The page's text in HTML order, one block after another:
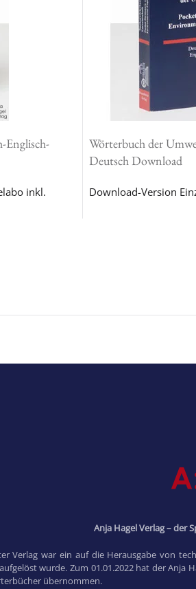
Englisch-
inkl.
Wörterbuch der
Deutsch Download
Download-Version
Anja Hagel Verlag – der
Verlag war ein auf die Herausgabe von
wurde. Zum 01.01.2022 hat der Anja
übernommen.